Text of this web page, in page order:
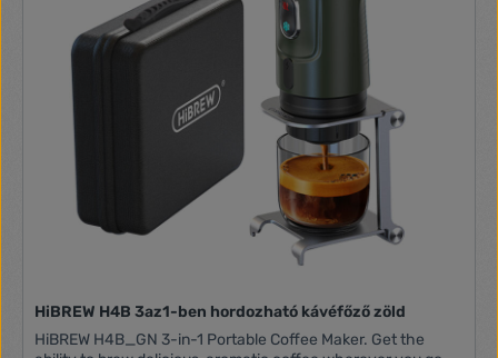
HiBREW H4B 3az1-ben hordozható kávéfőző zöld
HiBREW H4B_GN 3-in-1 Portable Coffee Maker. Get the